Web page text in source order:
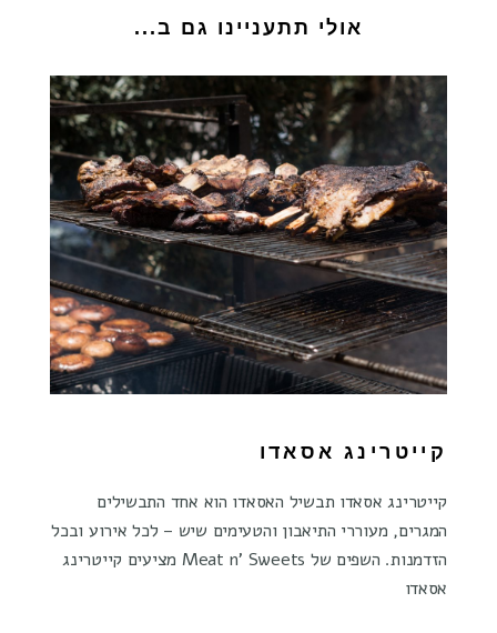
אולי תתעניינו גם ב...
קייטרינג אסאדו
קייטרינג אסאדו תבשיל האסאדו הוא אחד התבשילים
המגרים, מעוררי התיאבון והטעימים שיש – לכל אירוע ובכל
הזדמנות. השפים של Meat n' Sweets מציעים קייטרינג
אסאדו